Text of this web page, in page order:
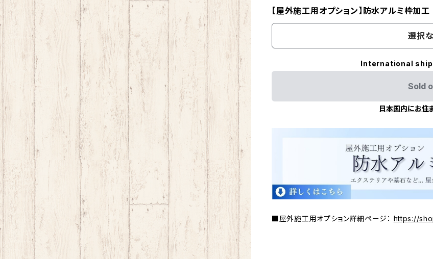
【屋外施工用オプション】防水アルミ枠加工
選択
International
Sold
日本国内にお住
■屋外施工用オプション詳細ページ： https://